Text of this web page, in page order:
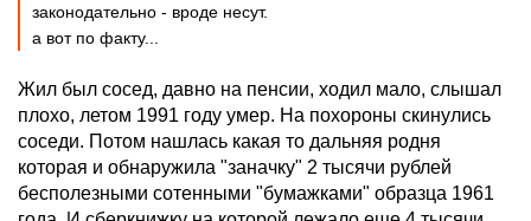
законодательно - вроде несут.
а вот по факту...
Жил был сосед, давно на пенсии, ходил мало, слышал
плохо, летом 1991 году умер. На похороны скинулись
соседи. Потом нашлась какая то дальняя родня
которая и обнаружила "заначку" 2 тысячи рублей
бесполезными сотенными "бумажками" образца 1961